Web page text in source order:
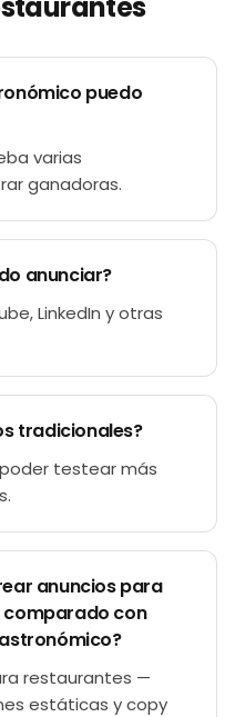
puedo
varias
ganadoras.
anunciar?
LinkedIn y otras
tradicionales?
testear más
anuncios para
comparado con
restaurantes —
estáticas y copy